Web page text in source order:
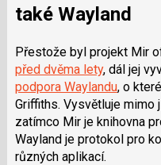
také Wayland
Přestože byl projekt Mir
před dvěma lety, dál jej
podpora Waylandu, o
Griffiths. Vysvětluje mimo
zatímco Mir je knihovna
Wayland je protokol pro
různých aplikací.